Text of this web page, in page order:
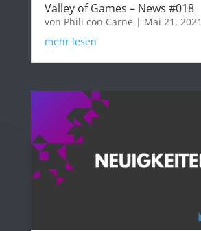
Valley of Games – News #018
von Phili con Carne | Mai 21, 2021
mehr lesen